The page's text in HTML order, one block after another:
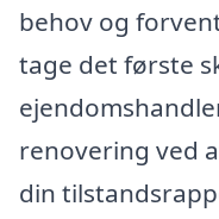
behov og
tage det første
renovering ved
din